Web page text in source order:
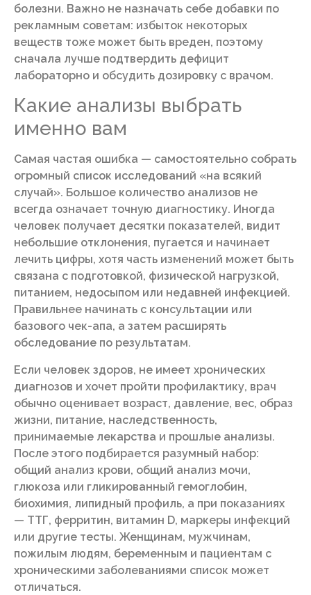
болезни. Важно не назначать себе добавки по
рекламным советам: избыток некоторых
веществ тоже может быть вреден, поэтому
сначала лучше подтвердить дефицит
лабораторно и обсудить дозировку с врачом.
Какие анализы выбрать
именно вам
Самая частая ошибка — самостоятельно собрать
огромный список исследований «на всякий
случай». Большое количество анализов не
всегда означает точную диагностику. Иногда
человек получает десятки показателей, видит
небольшие отклонения, пугается и начинает
лечить цифры, хотя часть изменений может быть
связана с подготовкой, физической нагрузкой,
питанием, недосыпом или недавней инфекцией.
Правильнее начинать с консультации или
базового чек-апа, а затем расширять
обследование по результатам.
Если человек здоров, не имеет хронических
диагнозов и хочет пройти профилактику, врач
обычно оценивает возраст, давление, вес, образ
жизни, питание, наследственность,
принимаемые лекарства и прошлые анализы.
После этого подбирается разумный набор:
общий анализ крови, общий анализ мочи,
глюкоза или гликированный гемоглобин,
биохимия, липидный профиль, а при показаниях
— ТТГ, ферритин, витамин D, маркеры инфекций
или другие тесты. Женщинам, мужчинам,
пожилым людям, беременным и пациентам с
хроническими заболеваниями список может
отличаться.